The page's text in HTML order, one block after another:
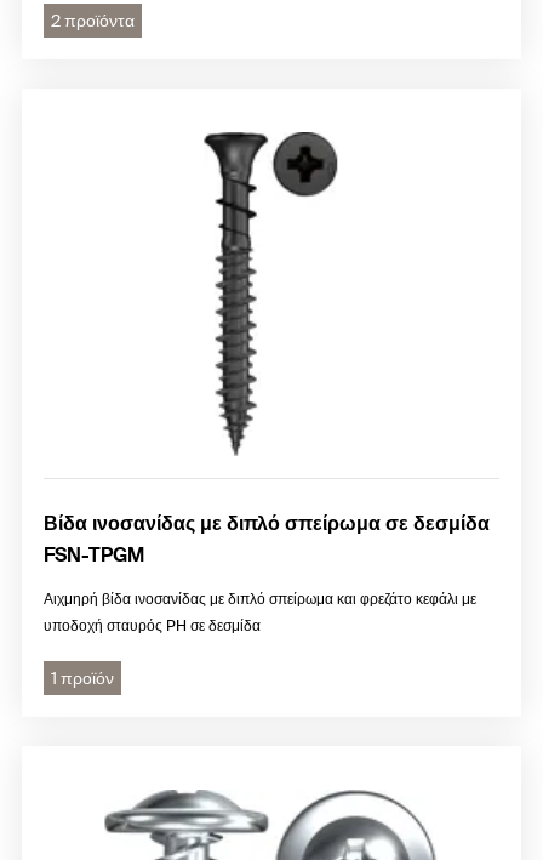
2 προϊόντα
Βίδα ινοσανίδας με διπλό σπείρωμα σε δεσμίδα
FSN-TPGM
Αιχμηρή βίδα ινοσανίδας με διπλό σπείρωμα και φρεζάτο κεφάλι με
υποδοχή σταυρός PH σε δεσμίδα
1 προϊόν